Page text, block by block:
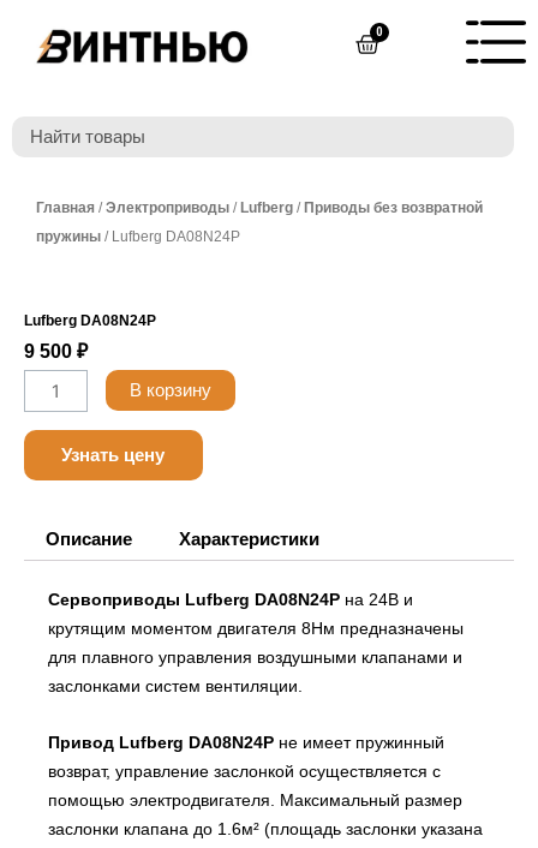
содержимому
0Cart
Главная /Электроприводы / Lufberg / Приводы без возвратной
пружины / Lufberg DA08N24P
Lufberg DA08N24P
9 500 ₽
Количество
товара
Belimo
LF230
В корзину
Узнать цену
Описание Характеристики
Сервоприводы Lufberg DA08N24P на 24В и
крутящим моментом двигателя 8Нм предназначены
для плавного управления воздушными клапанами и
заслонками систем вентиляции.
Привод Lufberg DA08N24P не имеет пружинный
возврат, управление заслонкой осуществляется с
помощью электродвигателя. Максимальный размер
заслонки клапана до 1.6м² (площадь заслонки указана